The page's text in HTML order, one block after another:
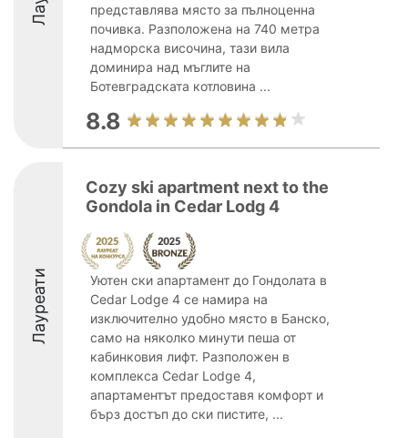
представлява място за пълноценна
почивка. Разположена на 740 метра
надморска височина, тази вила
доминира над мъглите на
Ботевградската котловина ...
8.8
Лауреати
Cozy ski apartment next to the
Gondola in Cedar Lodg 4
Уютен ски апартамент до Гондолата в
Cedar Lodge 4 се намира на
изключително удобно място в Банско,
само на няколко минути пеша от
кабинковия лифт. Разположен в
комплекса Cedar Lodge 4,
апартаментът предоставя комфорт и
бърз достъп до ски пистите, ...